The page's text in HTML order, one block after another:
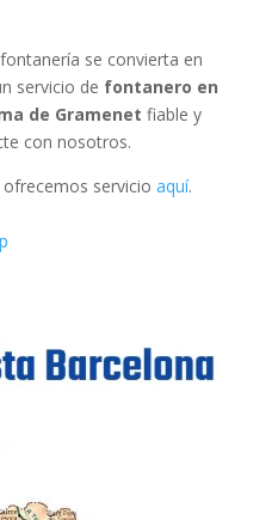
se convierta en
servicio de fontanero en
de Gramenet fiable y
con nosotros.
servicio aquí.